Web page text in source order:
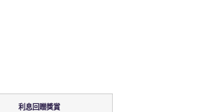
利息回贈獎賞